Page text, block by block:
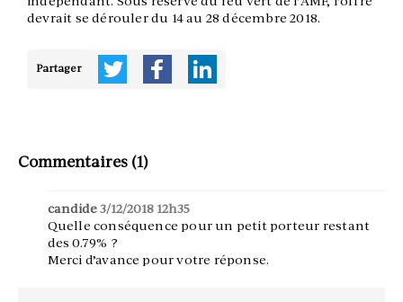
devrait se dérouler du 14 au 28 décembre 2018.
Partager
Commentaires (1)
candide 3/12/2018 12h35
Quelle conséquence pour un petit porteur restant
des 0.79% ?
Merci d’avance pour votre réponse.